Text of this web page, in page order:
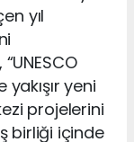
yıl
yeni
projelerini
birliği içinde